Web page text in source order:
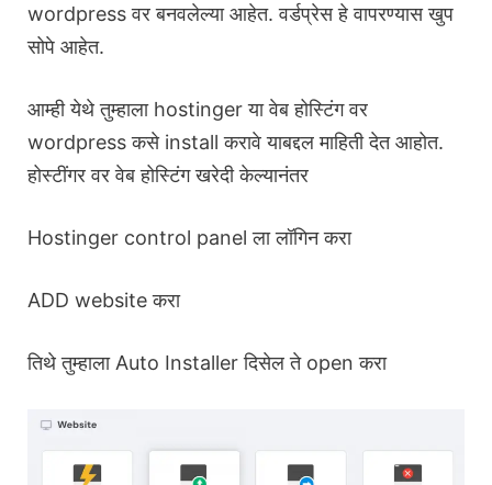
wordpress वर बनवलेल्या आहेत. वर्डप्रेस हे वापरण्यास खुप
सोपे आहेत.
आम्ही येथे तुम्हाला hostinger या वेब होस्टिंग वर
wordpress कसे install करावे याबद्दल माहिती देत आहोत.
होस्टींगर वर वेब होस्टिंग खरेदी केल्यानंतर
Hostinger control panel ला लॉगिन करा
ADD website करा
तिथे तुम्हाला Auto Installer दिसेल ते open करा